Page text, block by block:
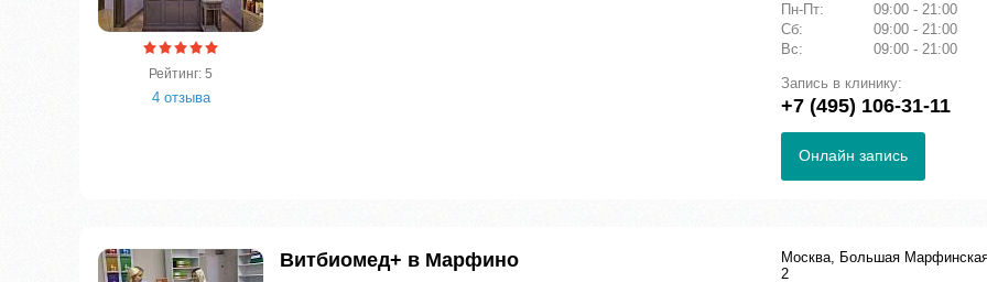
Рейтинг: 5
4 отзыва
Пн-Пт:
09:00 - 21:00
Сб:
09:00 - 21:00
Вс:
09:00 - 21:00
Запись в клинику:
+7 (495) 106-31-11
Онлайн запись
Витбиомед+ в Марфино
Москва, Большая
2